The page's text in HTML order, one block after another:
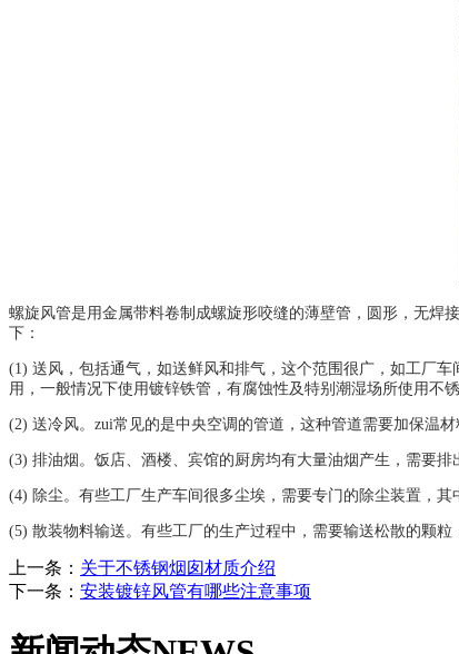
螺旋风管是用金属带料卷制成螺旋形咬缝的薄壁管，圆形，无焊
下：
(1) 送风，包括通气，如送鲜风和排气，这个范围很广，如工厂
用，一般情况下使用镀锌铁管，有腐蚀性及特别潮湿场所使用不锈
(2) 送冷风。zui常见的是中央空调的管道，这种管道需要加保温
(3) 排油烟。饭店、酒楼、宾馆的厨房均有大量油烟产生，需要
(4) 除尘。有些工厂生产车间很多尘埃，需要专门的除尘装置，其
(5) 散装物料输送。有些工厂的生产过程中，需要输送松散的颗
上一条： 关于不锈钢烟囱材质介绍
下一条： 安装镀锌风管有哪些注意事项